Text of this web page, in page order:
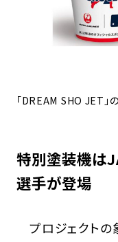
「DREAM SHO JET」
特別塗装機は
選手が登場
プロジェクトの